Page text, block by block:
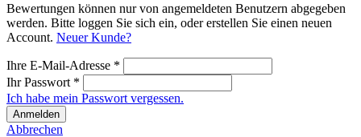
Bewertungen können nur von angemeldeten Benutzern abgegeben
werden. Bitte loggen Sie sich ein, oder erstellen Sie einen neuen
Account. Neuer Kunde?
Ihre E-Mail-Adresse *
Ihr Passwort *
Ich habe mein Passwort vergessen.
Anmelden
Abbrechen